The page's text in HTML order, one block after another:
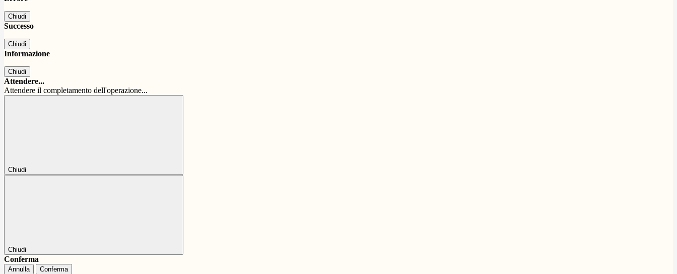
Chiudi
Successo
Chiudi
Informazione
Chiudi
Attendere...
Attendere il completamento dell'operazione...
Chiudi
Chiudi
Conferma
Annulla Conferma